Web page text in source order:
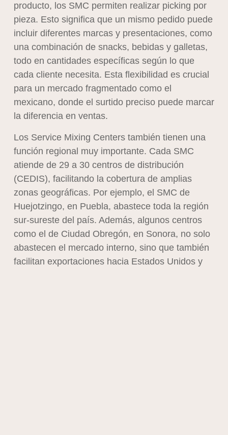
producto, los SMC permiten realizar picking por
pieza. Esto significa que un mismo pedido puede
incluir diferentes marcas y presentaciones, como
una combinación de snacks, bebidas y galletas,
todo en cantidades específicas según lo que
cada cliente necesita. Esta flexibilidad es crucial
para un mercado fragmentado como el
mexicano, donde el surtido preciso puede marcar
la diferencia en ventas.
Los Service Mixing Centers también tienen una
función regional muy importante. Cada SMC
atiende de 29 a 30 centros de distribución
(CEDIS), facilitando la cobertura de amplias
zonas geográficas. Por ejemplo, el SMC de
Huejotzingo, en Puebla, abastece toda la región
sur-sureste del país. Además, algunos centros
como el de Ciudad Obregón, en Sonora, no solo
abastecen el mercado interno, sino que también
facilitan exportaciones hacia Estados Unidos y